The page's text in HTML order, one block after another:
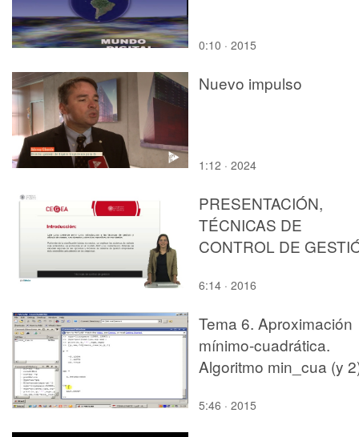
0:10 · 2015
Nuevo impulso
1:12 · 2024
PRESENTACIÓN,
TÉCNICAS DE
CONTROL DE
6:14 · 2016
Tema 6. Aproximación
mínimo-cuadrática.
Algoritmo min_cua (y
5:46 · 2015